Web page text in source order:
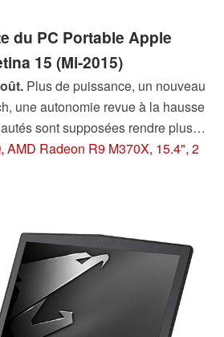
du PC Portable Apple
15 (Mi-2015)
Plus de puissance, un nouveau
une autonomie revue à la hausse
sont supposées rendre plus
version du MacBook Pro 15, et
ce suffisant pour permettre à cet
d'un sérieux travail de conception.
AMD Radeon R9 M370X, 15.4", 2